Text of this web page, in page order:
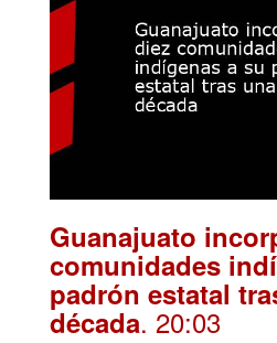
Guanajuato
comunidades
padrón estatal
década. 20:03